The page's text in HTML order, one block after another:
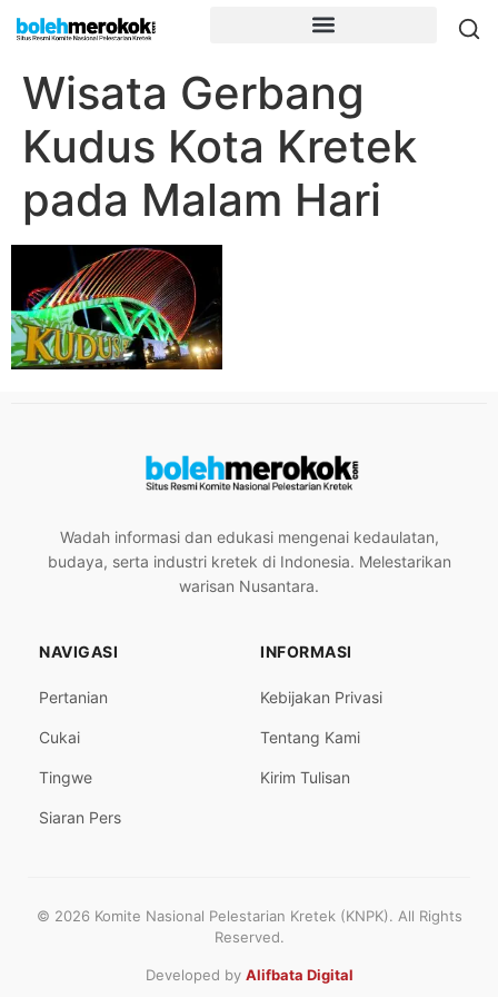
Wisata Gerbang
Kudus Kota Kretek
pada Malam Hari
Wadah informasi dan edukasi mengenai kedaulatan,
budaya, serta industri kretek di Indonesia. Melestarikan
warisan Nusantara.
NAVIGASI
Pertanian
Cukai
Tingwe
Siaran Pers
INFORMASI
Kebijakan Privasi
Tentang Kami
Kirim Tulisan
© 2026 Komite Nasional Pelestarian Kretek (KNPK). All Rights
Reserved.
Developed by Alifbata Digital